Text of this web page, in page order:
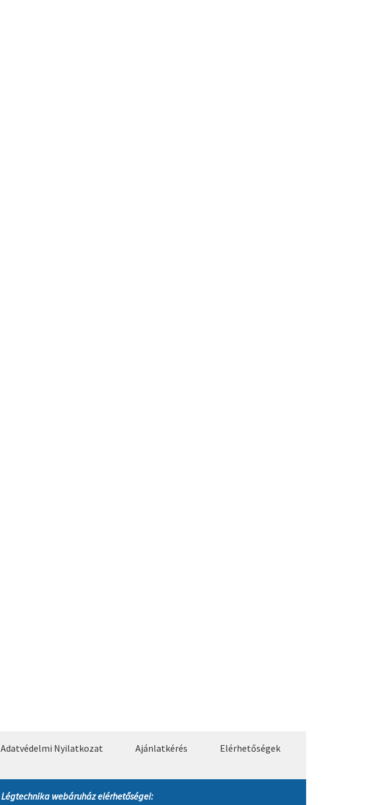
Adatvédelmi Nyilatkozat Ajánlatkérés Elérhetőségek
Légtechnika webáruház elérhetőségei: